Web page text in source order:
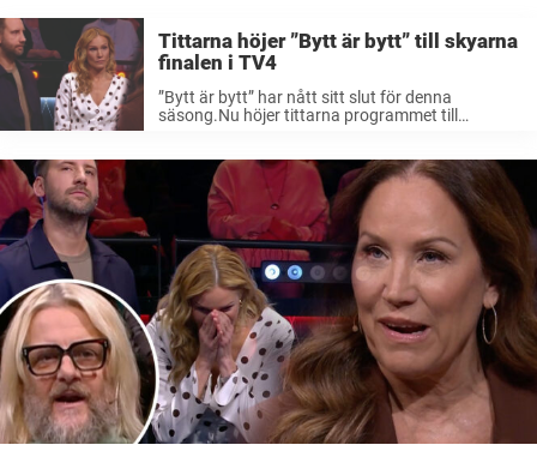
Tittarna höjer ”Bytt är bytt” till skyarna
finalen i TV4
”Bytt är bytt” har nått sitt slut för denna
säsong.Nu höjer tittarna programmet till
succé ”Bytt är bytt” med Renée Nyberg i ...